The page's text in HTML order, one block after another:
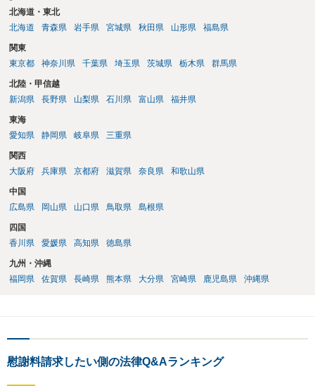
北海道・東北
北海道
青森県 岩手県 宮城県 秋田県 山形県 福島県
関東
東京都
神奈川県 千葉県 埼玉県 茨城県 栃木県 群馬県
北陸・甲信越
新潟県
長野県 山梨県 石川県 富山県 福井県
東海
愛知県
静岡県 岐阜県 三重県
関西
大阪府
兵庫県 京都府 滋賀県 奈良県 和歌山県
中国
広島県
岡山県 山口県 鳥取県 島根県
四国
香川県
愛媛県 高知県 徳島県
九州・沖縄
福岡県
佐賀県 長崎県 熊本県 大分県 宮崎県 鹿児島県 沖縄県
慰謝料請求したい側の法律Q&Aランキング